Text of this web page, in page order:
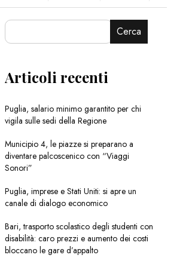
Cerca
Articoli recenti
Puglia, salario minimo garantito per chi
vigila sulle sedi della Regione
Municipio 4, le piazze si preparano a
diventare palcoscenico con “Viaggi
Sonori”
Puglia, imprese e Stati Uniti: si apre un
canale di dialogo economico
Bari, trasporto scolastico degli studenti con
disabilità: caro prezzi e aumento dei costi
bloccano le gare d’appalto